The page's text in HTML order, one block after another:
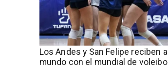
​​Los Andes y San Felipe reciben al
mundo con el mundial de voleibol